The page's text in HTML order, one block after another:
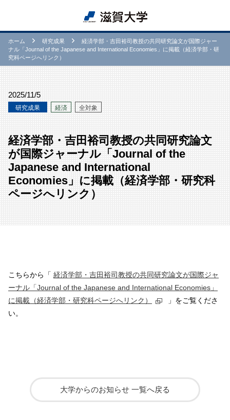
ホーム 研究成果
経済学部・吉田裕司教授の共同研究論文が国際ジャー
ナル「Journal of the Japanese and International Economies」に掲載（経済学部・研
究科ページへリンク）
2025/11/5
研究成果 経済 全対象
経済学部・吉田裕司教授の共同研究論文
が国際ジャーナル「Journal of the
Japanese and International
Economies」に掲載（経済学部・研究科
ページへリンク）
こちらから「 経済学部・吉田裕司教授の共同研究論文が国際ジャ
ーナル「Journal of the Japanese and International Economies」
に掲載（経済学部・研究科ページへリンク）
」をご覧くださ
い。
大学からのお知らせ 一覧へ戻る